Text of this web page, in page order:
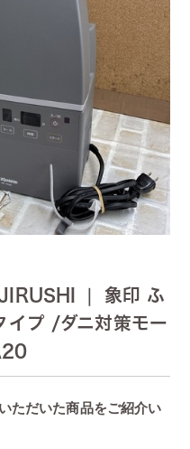
❘ 象印 ふ
イプ /ダニ対策モー
ただいた商品をご紹介い